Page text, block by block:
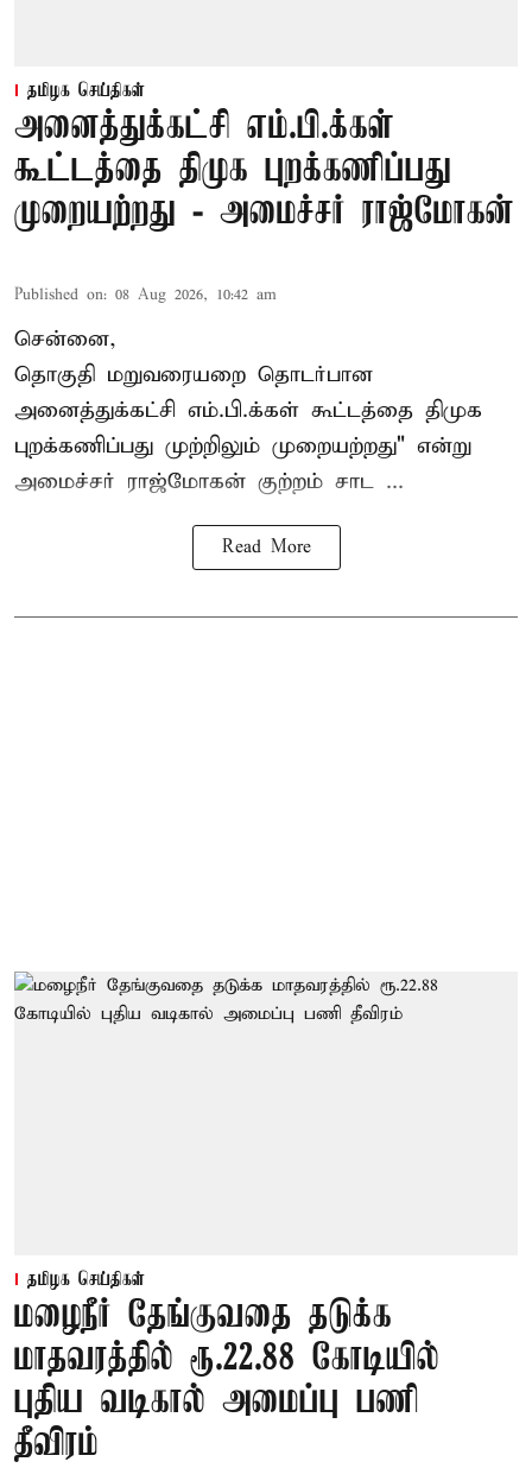
தமிழக செய்திகள்
அனைத்துக்கட்சி எம்.பி.க்கள்
கூட்டத்தை திமுக புறக்கணிப்பது
முறையற்றது - அமைச்சர் ராஜ்மோகன்
Published on: 08 Aug 2026, 10:42 am
சென்னை,
தொகுதி மறுவரையறை தொடர்பான
அனைத்துக்கட்சி எம்.பி.க்கள் கூட்டத்தை திமுக
புறக்கணிப்பது முற்றிலும் முறையற்றது" என்று
அமைச்சர் ராஜ்மோகன் குற்றம் சாட ...
Read More
தமிழக செய்திகள்
மழைநீர் தேங்குவதை தடுக்க
மாதவரத்தில் ரூ.22.88 கோடியில்
புதிய வடிகால் அமைப்பு பணி
தீவிரம்